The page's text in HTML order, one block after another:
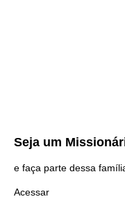
Seja um
e faça parte dessa
Acessar